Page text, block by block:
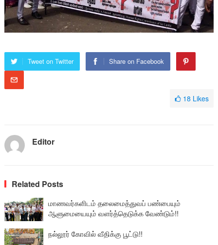
Tweet on Twitter Share on Facebook
18 Likes
Editor
Related Posts
மாணவர்களிடம் தலைமைத்துவப் பண்பையும்
ஆளுமையையும் வளர்த்தெடுக்க வேண்டும்!!
நல்லூர் கோவில் வீதிக்கு பூட்டு!!